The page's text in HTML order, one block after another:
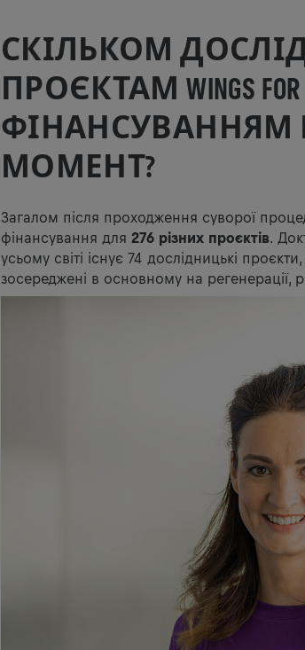
СКІЛЬКОМ
ПРОЄКТАМ WINGS
ФІНАНСУВАННЯМ
МОМЕНТ?
Загалом після проходження суворої
фінансування для 276 різних проєктів .
усьому світі існує 74 дослідницькі
зосереджені в основному на регенерації,